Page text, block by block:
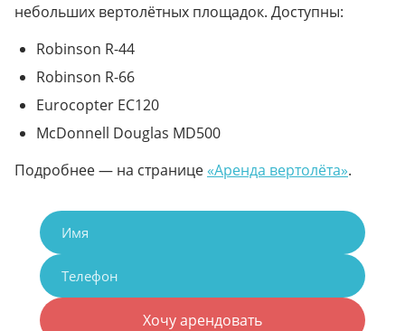
небольших вертолётных площадок. Доступны:
Robinson R-44
Robinson R-66
Eurocopter EC120
McDonnell Douglas MD500
Подробнее — на странице «Аренда вертолёта».
Хочу арендовать